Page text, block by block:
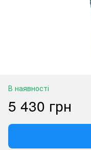
В наявності
5 430 грн